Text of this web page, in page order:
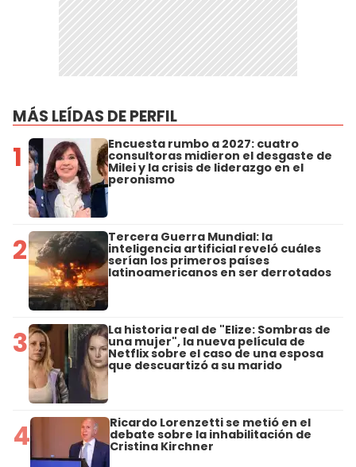
MÁS LEÍDAS DE PERFIL
1 Encuesta rumbo a 2027: cuatro
consultoras midieron el desgaste de
Milei y la crisis de liderazgo en el
peronismo
2 Tercera Guerra Mundial: la
inteligencia artificial reveló cuáles
serían los primeros países
latinoamericanos en ser derrotados
3 La historia real de "Elize: Sombras de
una mujer", la nueva película de
Netflix sobre el caso de una esposa
que descuartizó a su marido
4 Ricardo Lorenzetti se metió en el
debate sobre la inhabilitación de
Cristina Kirchner